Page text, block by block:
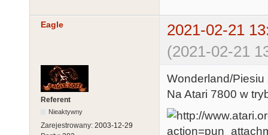
Eagle
2021-02-21
(2021-02-21
Referent
Nieaktywny
Zarejestrowany: 2003-12-29
Wonderland/Piesiu
Na Atari 7800 w